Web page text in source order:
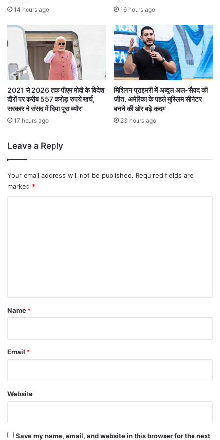
र
पा
रा
से
हु
ई
पू
छ
ता
ह
र
रो
प
ये
जु
टा
ने
या
री
14 hours ago 16 hours ago
2021 से 2026 तक पीएम मोदी के विदेश
दौरों पर करीब 557 करोड़ रुपये खर्च,
सरकार ने संसद में दिया पूरा ब्यौरा
17 hours ago
मिशिगन प्राइमरी में अब्दुल अल-सैयद की
जीत, अमेरिका के पहले मुस्लिम सीनेटर
बनने की ओर बढ़े कदम
23 hours ago
Leave a Reply
Your email address will not be published. Required fields are
marked *
*
Name *
Email *
Website
Save my name, email, and website in this browser for the next